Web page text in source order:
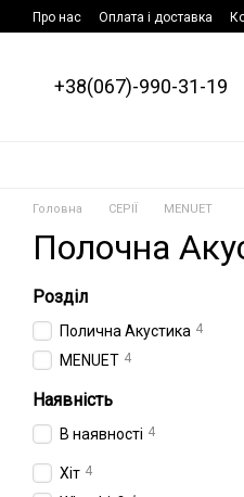
Перейти до основного контенту
Про нас Оплата і доставка
+38(067)-990-31-19
Головна СЕРІЇ MENUET
Полочна
Розділ
Полична Акустика 4
MENUET 4
Наявність
В наявності 4
Хіт 4